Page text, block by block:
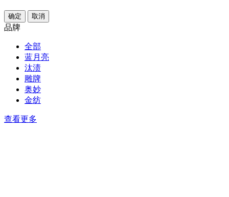
确定 取消
品牌
全部
蓝月亮
汰渍
雕牌
奥妙
金纺
查看更多